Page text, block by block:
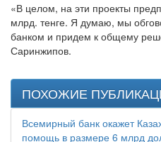
«В целом, на эти проекты
млрд. тенге. Я думаю, мы
банком и придем к общему
Саринжипов.
ПОХОЖИЕ
Всемирный банк окажет
помощь в размере 6 млрд